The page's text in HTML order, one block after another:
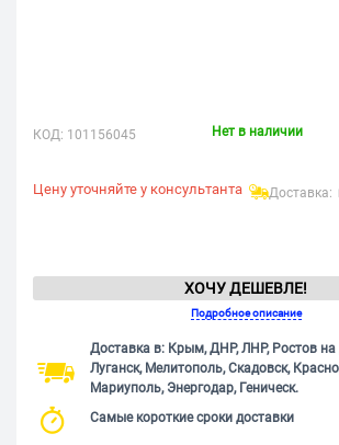
КОД: 101156045 Нет в наличии
Цену уточняйте у консультанта Доставка:
ХОЧУ ДЕШЕВЛЕ!
Подробное описание
Доставка в: Крым, ДНР, ЛНР, Ростов на
Луганск, Мелитополь, Скадовск,
Мариуполь, Энергодар, Геническ.
Самые короткие сроки доставки